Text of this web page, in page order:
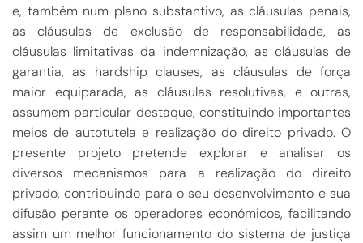
e, também num plano substantivo, as cláusulas penais,
as cláusulas de exclusão de responsabilidade, as
cláusulas limitativas da indemnização, as cláusulas de
garantia, as hardship clauses, as cláusulas de força
maior equiparada, as cláusulas resolutivas, e outras,
assumem particular destaque, constituindo importantes
meios de autotutela e realização do direito privado. O
presente projeto pretende explorar e analisar os
diversos mecanismos para a realização do direito
privado, contribuindo para o seu desenvolvimento e sua
difusão perante os operadores económicos, facilitando
assim um melhor funcionamento do sistema de justiça